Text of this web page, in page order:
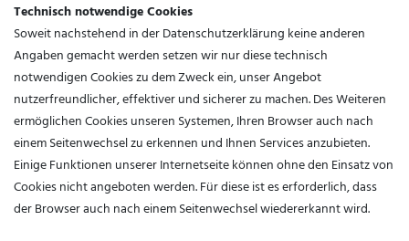
Technisch notwendige Cookies
Soweit nachstehend in der Datenschutzerklärung keine anderen
Angaben gemacht werden setzen wir nur diese technisch
notwendigen Cookies zu dem Zweck ein, unser Angebot
nutzerfreundlicher, effektiver und sicherer zu machen. Des Weiteren
ermöglichen Cookies unseren Systemen, Ihren Browser auch nach
einem Seitenwechsel zu erkennen und Ihnen Services anzubieten.
Einige Funktionen unserer Internetseite können ohne den Einsatz von
Cookies nicht angeboten werden. Für diese ist es erforderlich, dass
der Browser auch nach einem Seitenwechsel wiedererkannt wird.